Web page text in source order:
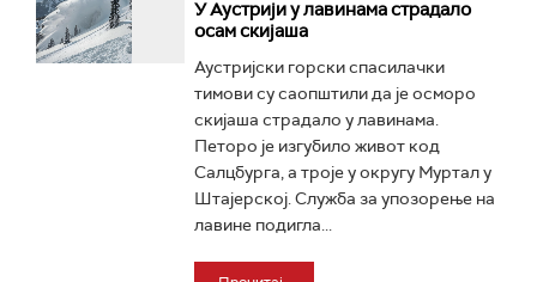
У Аустрији у лавинама страдало
осам скијаша
Аустријски горски спасилачки
тимови су саопштили да је осморо
скијаша страдало у лавинама.
Петоро је изгубило живот код
Салцбурга, а троје у округу Муртал у
Штајерској. Служба за упозорење на
лавине подигла...